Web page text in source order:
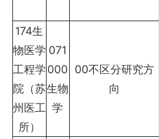
174生
物医学
工程学
院（苏
州医工
所）
071
000
生物
学
00不区分研究方
向